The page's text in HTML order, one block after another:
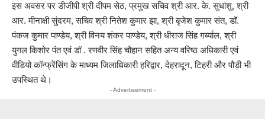
इस अवसर पर डीजीपी श्री दीपम सेठ, प्रमुख सचिव श्री आर. के. सुधांशु, श्री
आर. मीनाक्षी सुंदरम, सचिव श्री नितेश कुमार झा, श्री बृजेश कुमार संत, डॉ.
पंकज कुमार पाण्डेय, श्री विनय शंकर पाण्डेय, श्री धीराज सिंह गर्ब्याल, श्री
युगल किशोर पंत एवं डॉ . रणवीर सिंह चौहान सहित अन्य वरिष्ठ अधिकारी एवं
वीडियो कॉन्फ्रेंसिंग के माध्यम जिलाधिकारी हरिद्वार, देहरादून, टिहरी और पौड़ी भी
उपस्थित थे।
- Advertisement -